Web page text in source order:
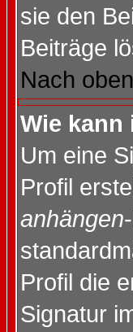
sie den
Beiträge
Nach oben
Wie kann
Um eine
Profil
anhängen
Profil die
Signatur